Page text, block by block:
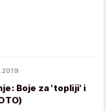
Boje za 'topliji' i